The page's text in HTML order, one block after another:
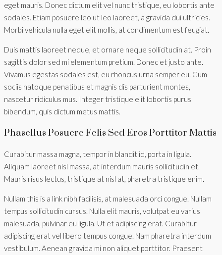
eget mauris. Donec dictum elit vel nunc tristique, eu lobortis ante
sodales. Etiam posuere leo ut leo laoreet, a gravida dui ultricies.
Morbi vehicula nulla eget elit mollis, at condimentum est feugiat.
Duis mattis laoreet neque, et ornare neque sollicitudin at. Proin
sagittis dolor sed mi elementum pretium. Donec et justo ante.
Vivamus egestas sodales est, eu rhoncus urna semper eu. Cum
sociis natoque penatibus et magnis dis parturient montes,
nascetur ridiculus mus. Integer tristique elit lobortis purus
bibendum, quis dictum metus mattis.
Phasellus Posuere Felis Sed Eros Porttitor Mattis
Curabitur massa magna, tempor in blandit id, porta in ligula.
Aliquam laoreet nisl massa, at interdum mauris sollicitudin et.
Mauris risus lectus, tristique at nisl at, pharetra tristique enim.
Nullam this is a link nibh facilisis, at malesuada orci congue. Nullam
tempus sollicitudin cursus. Nulla elit mauris, volutpat eu varius
malesuada, pulvinar eu ligula. Ut et adipiscing erat. Curabitur
adipiscing erat vel libero tempus congue. Nam pharetra interdum
vestibulum. Aenean gravida mi non aliquet porttitor. Praesent